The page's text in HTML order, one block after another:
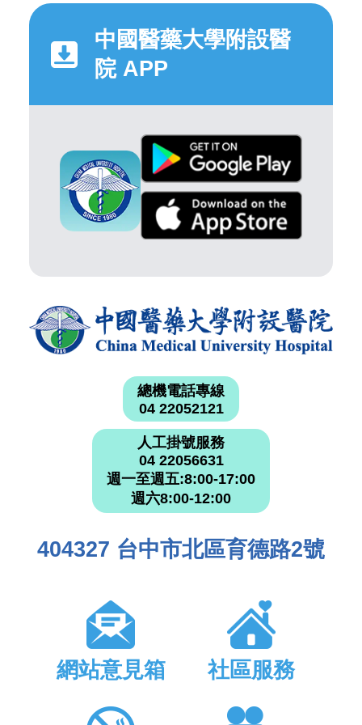
中國醫藥大學附設醫
院 APP
總機電話專線
04 22052121
人工掛號服務
04 22056631
週一至週五:8:00-17:00
週六8:00-12:00
404327 台中市北區育德路2號
網站意見箱 社區服務